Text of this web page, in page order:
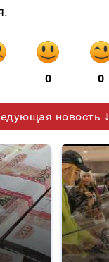
0 0
новость ↓